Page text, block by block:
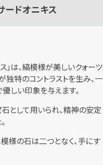
ドオニキス
は、縞模様が美しいクォーツ
独特のコントラストを生み、一
しい印象を与えます。
として用いられ、精神の安定
様の石は二つとなく、手にす